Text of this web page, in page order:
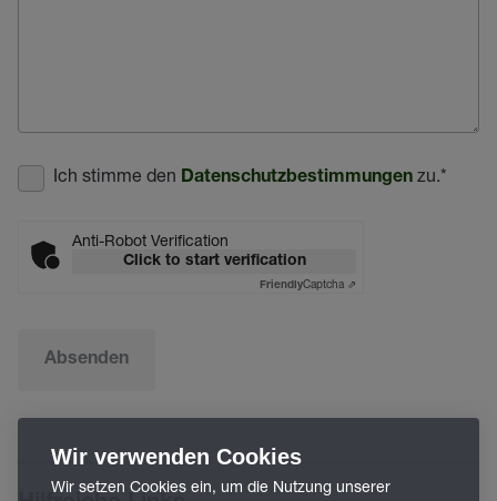
Ich stimme den Datenschutzbestimmungen zu.*
Anti-Robot Verification
Click to start verification
FriendlyCaptcha ⇗
Absenden
Wir verwenden Cookies
Wir setzen Cookies ein, um die Nutzung unserer